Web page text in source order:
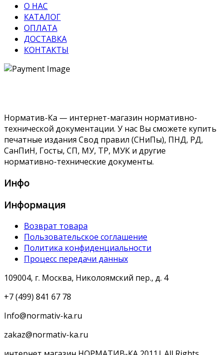
О НАС
КАТАЛОГ
ОПЛАТА
ДОСТАВКА
КОНТАКТЫ
Норматив-Ка — интернет-магазин нормативно-
технической документации. У нас Вы сможете купить
печатные издания Свод правил (СНиПы), ПНД, РД,
СанПиН, Госты, СП, МУ, ТР, МУК и другие
нормативно-технические документы.
Инфо
Информация
Возврат товара
Пользовательское соглашение
Политика конфиденциальности
Процесс передачи данных
109004, г. Москва, Николоямский пер., д. 4
+7 (499) 841 67 78
Info@normativ-ka.ru
zakaz@normativ-ka.ru